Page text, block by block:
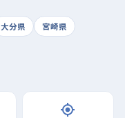
大分県
宮崎県